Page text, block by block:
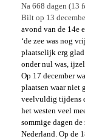
Na 668 dagen (13
Bilt op 13
avond van de 14e
‘de zee was nog
plaatselijk erg
onder nul was,
Op 17 december
plaatsen waar niet
veelvuldig tijdens
het westen veel
sommige dagen
Nederland. Op de